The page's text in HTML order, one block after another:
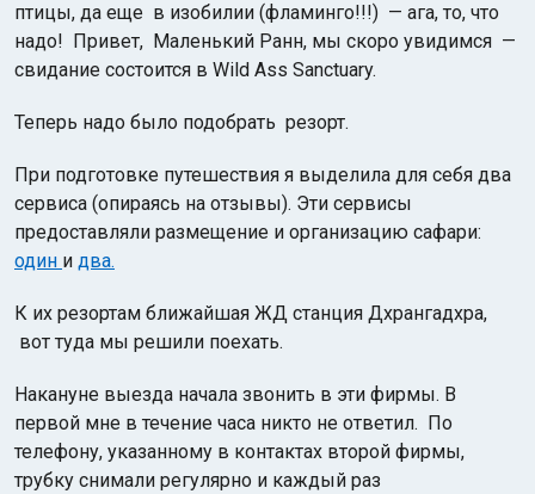
птицы, да еще в изобилии (фламинго!!!) — ага, то, что
надо! Привет, Маленький Ранн, мы скоро увидимся —
свидание состоится в Wild Ass Sanctuary.
Теперь надо было подобрать резорт.
При подготовке путешествия я выделила для себя два
сервиса (опираясь на отзывы). Эти сервисы
предоставляли размещение и организацию сафари:
один и два.
К их резортам ближайшая ЖД станция Дхрангадхра,
вот туда мы решили поехать.
Накануне выезда начала звонить в эти фирмы. В
первой мне в течение часа никто не ответил. По
телефону, указанному в контактах второй фирмы,
трубку снимали регулярно и каждый раз